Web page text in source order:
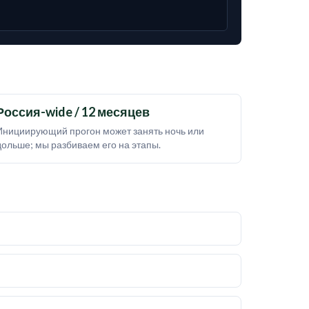
wide / 12 месяцев
прогон может занять ночь или
мы разбиваем его на этапы.